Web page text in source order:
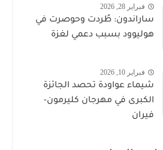
فبراير 28, 2026
ساراندون: طُردت وحوصرت في
هوليوود بسبب دعمي لغزة
فبراير 10, 2026
شيماء عواودة تحصد الجائزة
الكبرى في مهرجان كليرمون-
فيران